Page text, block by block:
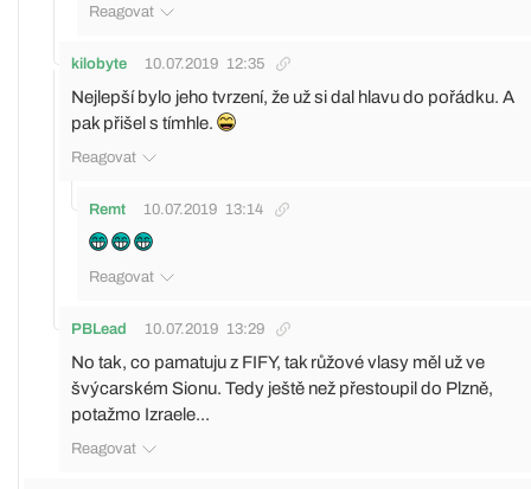
Reagovat
kilobyte 10.07.2019 12:35
Nejlepší bylo jeho tvrzení, že už si dal hlavu do pořádku. A
pak přišel s tímhle.
Reagovat
Remt 10.07.2019 13:14
Reagovat
PBLead 10.07.2019 13:29
No tak, co pamatuju z FIFY, tak růžové vlasy měl už ve
švýcarském Sionu. Tedy ještě než přestoupil do Plzně,
potažmo Izraele...
Reagovat